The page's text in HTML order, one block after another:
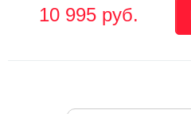
10 995 руб.